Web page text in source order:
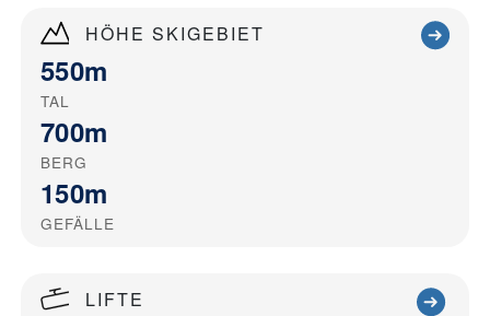
HÖHE SKIGEBIET
550m
TAL
700m
BERG
150m
GEFÄLLE
LIFTE